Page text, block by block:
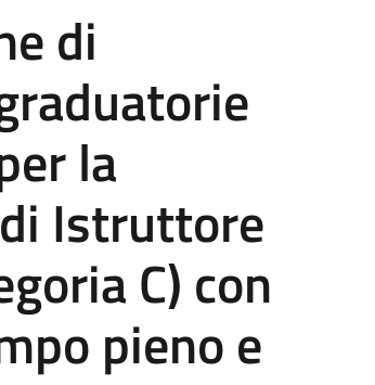
di
la
Istruttore
C) con
pieno e